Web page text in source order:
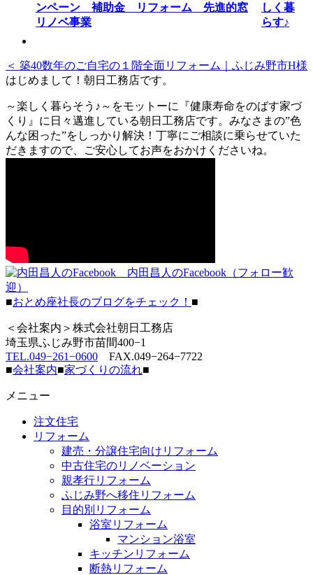
しく暮
らす♪
＜ 築40数年のご自宅の１階全面リフォーム｜ふじみ野市H様
はじめまして！朝日工務店です。
～楽しく暮らそう♪～をモットーに『健康寿命をのばす家づ
くり』に日々邁進している朝日工務店です。みなさまの”色
んな困った”をしっかり解決！丁寧にご相談に乗らせていた
だきますので、ご安心してお声をおかけくださいね。
内田昌人のFacebook（フォロー歓
迎）
■おとめ座社長のブログをチェック！ ■
＜会社案内＞株式会社朝日工務店
埼玉県ふじみ野市苗間400−1
TEL.049−261−0600 FAX.049−264−7722
■会社案内■家づくりの流れ■
メニュー
注文住宅
リフォーム
建売・分譲住宅向けリフォーム
中古住宅のリノベーション
親孝行リフォーム
ふじみ野へ移住リフォーム
目的別リフォーム
浴室リフォーム
マンション浴室
キッチンリフォーム
断熱リフォーム